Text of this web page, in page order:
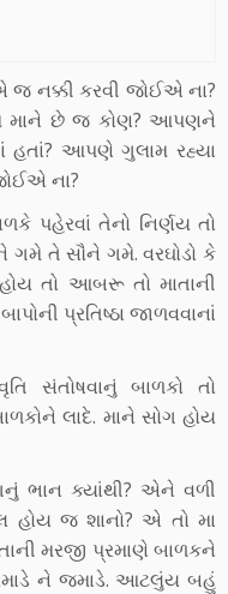
જ નક્કી કરવી જોઈએ ના?
માને છે જ કોણ? આપણને
હતાં? આપણે ગુલામ રહ્યા
ના?
પહેરવાં તેનો નિર્ણય તો
તે સૌને ગમે. વરઘોડો કે
તો આબરૂ તો માતાની
પ્રતિષ્ઠા જાળવવાનાં
સંતોષવાનું બાળકો તો
લાદે. માને સોગ હોય
ભાન ક્યાંથી? એને વળી
હોય જ શાનો? એ તો મા
મરજી પ્રમાણે બાળકને
ને જમાડે. આટલુંય બહું